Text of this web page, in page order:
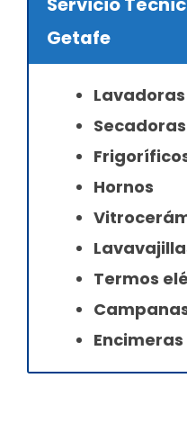
Getafe
Lavadoras
Secadoras
Hornos
Termos